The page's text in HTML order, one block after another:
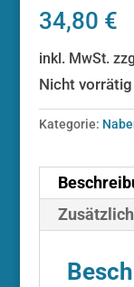
34,80 €
inkl. MwSt.
Nicht vorrätig
Kategorie: